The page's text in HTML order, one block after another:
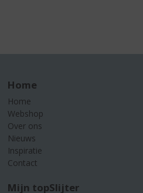
Home
Home
Webshop
Over ons
Nieuws
Inspiratie
Contact
Mijn topSlijter